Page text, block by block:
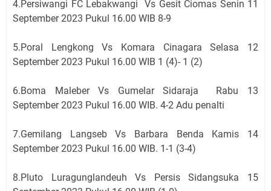
4.Persiwangi FC Lebakwangi Vs Gesit Ciomas Senin 11
September 2023 Pukul 16.00 WIB 8-9
5.Poral Lengkong Vs Komara Cinagara Selasa 12
September 2023 Pukul 16.00 WIB 1 (4)- 1 (2)
6.Boma Maleber Vs Gumelar Sidaraja Rabu 13
September 2023 Pukul 16.00 WIB. 4-2 Adu penalti
7.Gemilang Langseb Vs Barbara Benda Kamis 14
September 2023 Pukul 16.00 WIB. 1-1 (3-4)
8.Pluto Luragunglandeuh Vs Persis Sidangsuka 15